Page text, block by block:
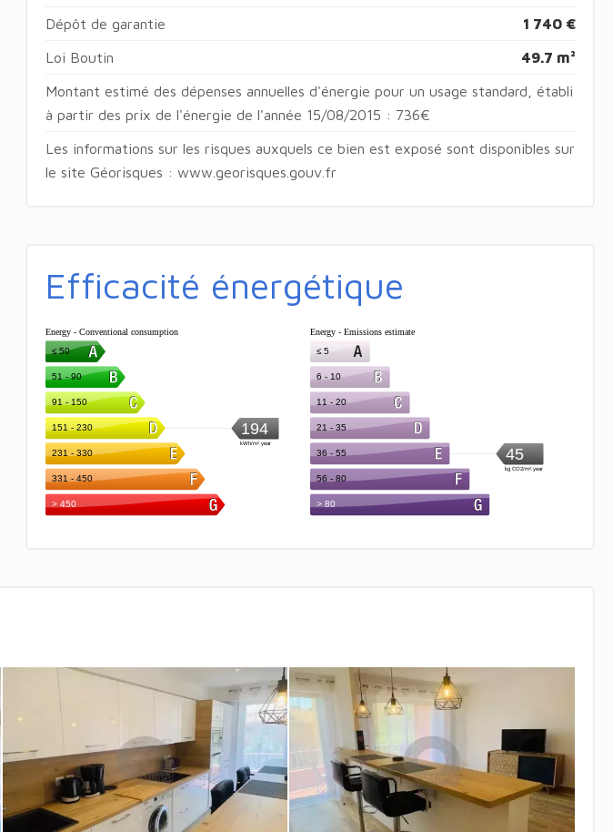
Dépôt de garantie 1 740 €
Loi Boutin 49.7 m²
Montant estimé des dépenses annuelles d'énergie pour un usage standard, établi
à partir des prix de l'énergie de l'année 15/08/2015 : 736€
Les informations sur les risques auxquels ce bien est exposé sont disponibles sur
le site Géorisques : www.georisques.gouv.fr
Efficacité énergétique